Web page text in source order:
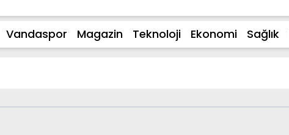
Vandaspor Magazin Teknoloji Ekonomi Sağlık